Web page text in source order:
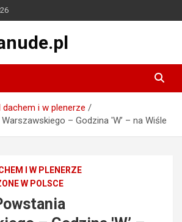
i w plenerze
– Godzina 'W’ – na Wiśle
I W PLENERZE
W POLSCE